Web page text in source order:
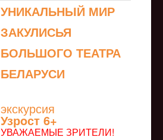
УНИКАЛЬНЫЙ МИР
ЗАКУЛИСЬЯ
БОЛЬШОГО ТЕАТРА
БЕЛАРУСИ
экскурсия
Узрoст 6+
УВАЖАЕМЫЕ ЗРИТЕЛИ!